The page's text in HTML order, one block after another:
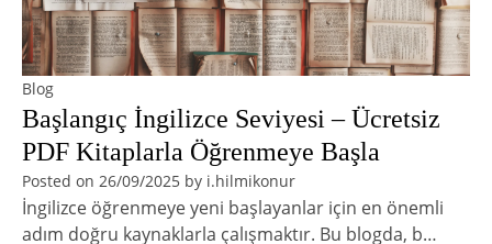
Blog
Başlangıç İngilizce Seviyesi – Ücretsiz
PDF Kitaplarla Öğrenmeye Başla
Posted on 26/09/2025 by i.hilmikonur
İngilizce öğrenmeye yeni başlayanlar için en önemli
adım doğru kaynaklarla çalışmaktır. Bu blogda, b…